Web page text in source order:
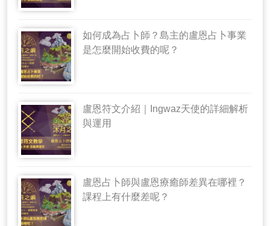
如何成為占卜師？島主的盧恩占卜事業
是怎麼開始收費的呢？
盧恩符文介紹｜Ingwaz天使的詳細解析
與運用
盧恩占卜師與盧恩療癒師差異在哪裡？
課程上有什麼差呢？